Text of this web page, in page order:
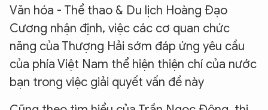
Văn hóa - Thể thao & Du lịch Hoàng Đạo
Cương nhận định, việc các cơ quan chức
năng của Thượng Hải sớm đáp ứng yêu cầu
của phía Việt Nam thể hiện thiện chí của nước
bạn trong việc giải quyết vấn đề này